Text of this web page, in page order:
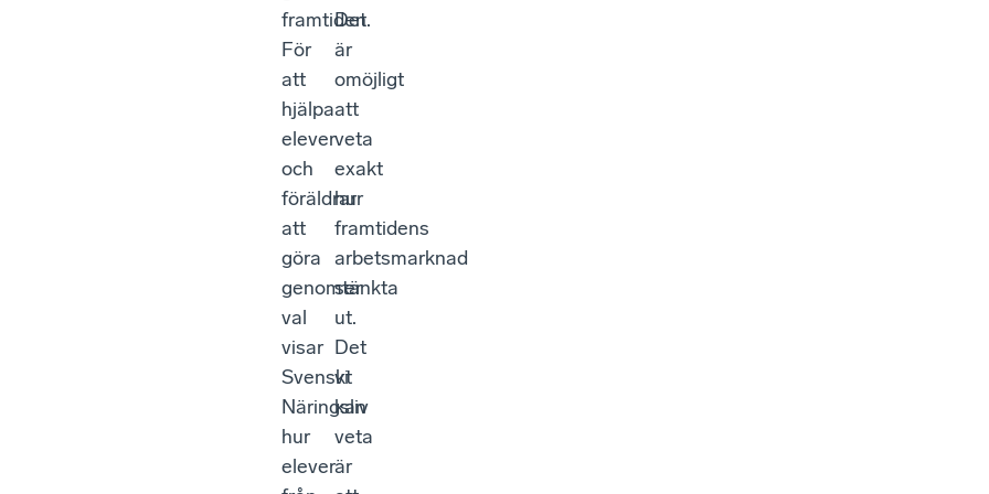
framtiden.
För
att
hjälpa
elever
och
föräldrar
att
göra
genomtänkta
val
visar
Svenskt
Näringsliv
hur
elever
Det
är
omöjligt
att
veta
exakt
hur
framtidens
arbetsmarknad
ser
ut.
Det
vi
kan
veta
är